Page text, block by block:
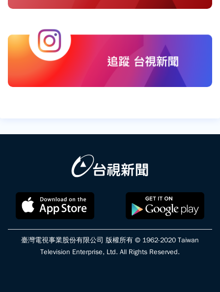
臺灣電視事業股份有限公司 版權所有 © 1962-2020 Taiwan
Television Enterprise, Ltd. All Rights Reserved.